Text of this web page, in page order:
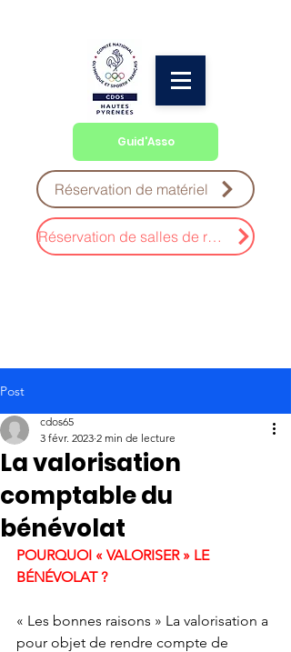
Réservation de matériel
Réservation de salles de réunion
Guid'Asso
Post
La valorisation
comptable du
bénévolat
cdos65
3 févr. 2023 2 min de lecture
POURQUOI « VALORISER » LE
BÉNÉVOLAT ?
« Les bonnes raisons » La valorisation a
pour objet de rendre compte de